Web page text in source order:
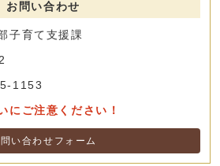
お問い合わせ
子育て支援課
1153
にご注意ください！
い合わせフォーム